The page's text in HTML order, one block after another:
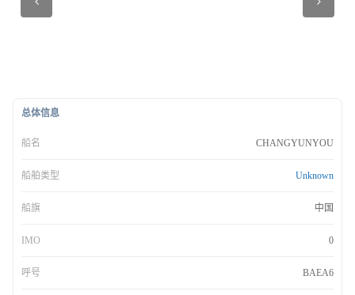
总体信息
船名 CHANGYUNYOU
船舶类型 Unknown
船旗 中国
IMO 0
呼号 BAEA6